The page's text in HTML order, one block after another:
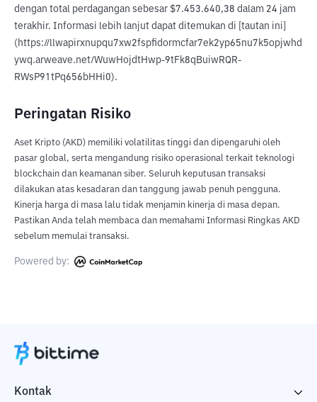
dengan total perdagangan sebesar $7.453.640,38 dalam 24 jam
terakhir. Informasi lebih lanjut dapat ditemukan di [tautan ini]
(https://llwapirxnupqu7xw2fspfidormcfar7ek2yp65nu7k5opjwhd
ywq.arweave.net/WuwHojdtHwp-9tFk8qBuiwRQR-
RWsP91tPq656bHHi0).
Peringatan Risiko
Aset Kripto (AKD) memiliki volatilitas tinggi dan dipengaruhi oleh
pasar global, serta mengandung risiko operasional terkait teknologi
blockchain dan keamanan siber. Seluruh keputusan transaksi
dilakukan atas kesadaran dan tanggung jawab penuh pengguna.
Kinerja harga di masa lalu tidak menjamin kinerja di masa depan.
Pastikan Anda telah membaca dan memahami Informasi Ringkas AKD
sebelum memulai transaksi.
Powered by:
Kontak